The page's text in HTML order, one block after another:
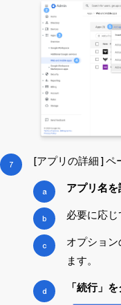
[アプリの詳細 ] ペ
アプリ名を
必要に応じ
オプション
ます。
「続行」